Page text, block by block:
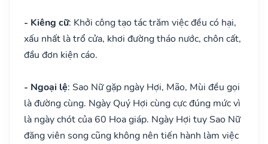
- Kiêng cữ: Khởi công tạo tác trăm việc đều có hại,
xấu nhất là trổ cửa, khơi đường tháo nước, chôn cất,
đầu đơn kiện cáo.
- Ngoại lệ: Sao Nữ gặp ngày Hợi, Mão, Mùi đều gọi
là đường cùng. Ngày Quý Hợi cùng cực đúng mức vì
là ngày chót của 60 Hoa giáp. Ngày Hợi tuy Sao Nữ
đăng viên song cũng không nên tiến hành làm việc